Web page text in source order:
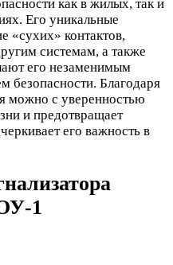
как в жилых, так и
Его уникальные
«сухих» контактов,
системам, а также
его незаменимым
безопасности. Благодаря
можно с уверенностью
и предотвращает
его важность в
1